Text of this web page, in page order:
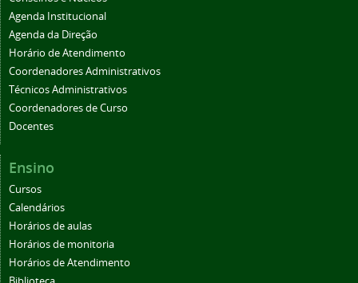
Agenda Institucional
Agenda da Direção
Horário de Atendimento
Coordenadores Administrativos
Técnicos Administrativos
Coordenadores de Curso
Docentes
Ensino
Cursos
Calendários
Horários de aulas
Horários de monitoria
Horários de Atendimento